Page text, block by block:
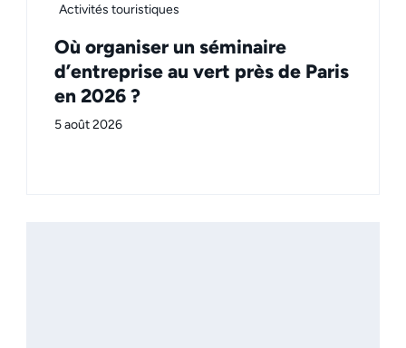
Activités touristiques
Où organiser un séminaire
d’entreprise au vert près de Paris
en 2026 ?
5 août 2026